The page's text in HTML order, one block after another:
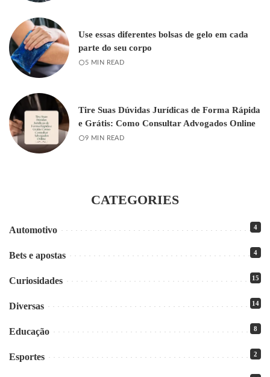
Use essas diferentes bolsas de gelo em cada
parte do seu corpo
5 MIN READ
Tire Suas Dúvidas Jurídicas de Forma Rápida
e Grátis: Como Consultar Advogados Online
9 MIN READ
CATEGORIES
Automotivo 4
Bets e apostas 4
Curiosidades 15
Diversas 14
Educação 8
Esportes 2